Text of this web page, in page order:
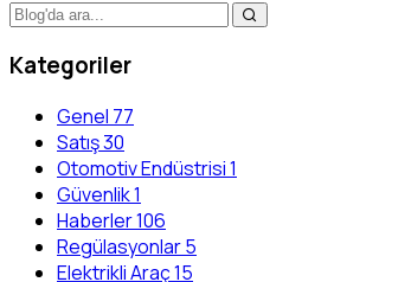
Kategoriler
Genel 77
Satış30
Otomotiv Endüstrisi1
Güvenlik1
Haberler106
Regülasyonlar5
Elektrikli Araç15